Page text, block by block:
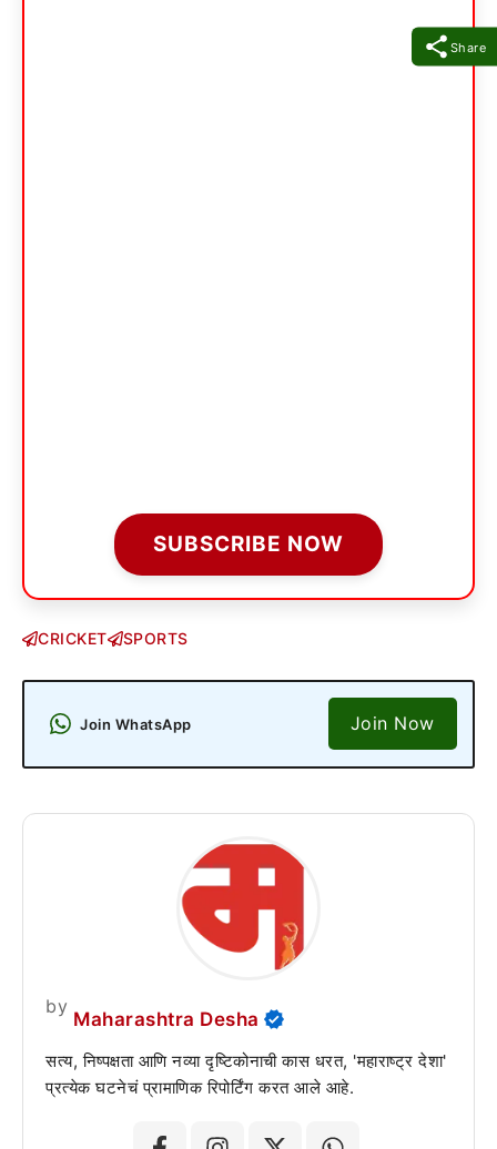
Share
SUBSCRIBE NOW
CRICKET SPORTS
Join WhatsApp Join Now
by
Maharashtra Desha
सत्य, निष्पक्षता आणि नव्या दृष्टिकोनाची कास धरत, 'महाराष्ट्र देशा'
प्रत्येक घटनेचं प्रामाणिक रिपोर्टिंग करत आले आहे.